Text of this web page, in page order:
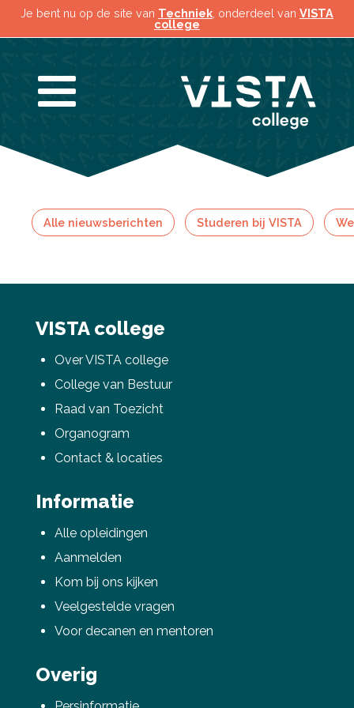
Je bent nu op de site van Techniek , onderdeel van VISTA
college
Alle nieuwsberichten Studeren bij VISTA
VISTA college
Over VISTA college
College van Bestuur
Raad van Toezicht
Organogram
Contact & locaties
Informatie
Alle opleidingen
Aanmelden
Kom bij ons kijken
Veelgestelde vragen
Voor decanen en mentoren
Overig
Deel via Facebook
Deel via Twitter